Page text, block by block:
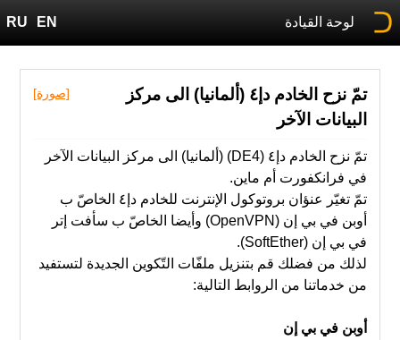
لوحة القيادة EN
RU
[صورة]
تمّ نزح الخادم دإ٤ (ألمانيا) الى مركز
البيانات الآخر
تمّ نزح الخادم دإ٤ (DE4) (ألمانيا) الى مركز البيانات الآخر
في فرانكفورت أم ماين.
تمّ ‫تغيّر عنؤان بروتوكول الإنترنت للخادم دإ٤ الخاصّ ب
أوبن في بي إن (OpenVPN) وأيضا الخاصّ ب سأفت إتر
في بي إن (SoftEther).
‫من‬ خدماتنا‬ ‫من‬ ‫الروابط‬ ‫التالية‬:
أوبن في بي إن